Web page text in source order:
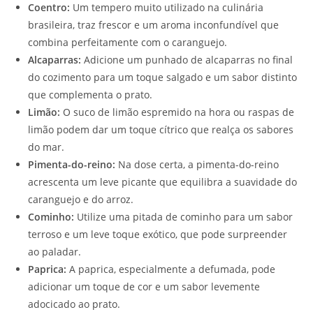
Coentro: Um tempero muito utilizado na culinária
brasileira, traz frescor e um aroma inconfundível que
combina perfeitamente com o caranguejo.
Alcaparras: Adicione um punhado de alcaparras no final
do cozimento para um toque salgado e um sabor distinto
que complementa o prato.
Limão: O suco de limão espremido na hora ou raspas de
limão podem dar um toque cítrico que realça os sabores
do mar.
Pimenta-do-reino: Na dose certa, a pimenta-do-reino
acrescenta um leve picante que equilibra a suavidade do
caranguejo e do arroz.
Cominho: Utilize uma pitada de cominho para um sabor
terroso e um leve toque exótico, que pode surpreender
ao paladar.
Paprica: A paprica, especialmente a defumada, pode
adicionar um toque de cor e um sabor levemente
adocicado ao prato.